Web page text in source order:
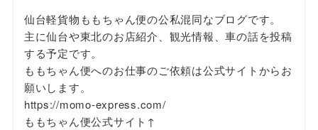
仙台軽貨物ももちゃん便の公私混同なブログです。
主に仙台や東北のお店紹介、観光情報、車の話を投稿
する予定です。
ももちゃん便へのお仕事のご依頼は公式サイトからお
願いします。
https://momo-express.com/
ももちゃん便公式サイト↑